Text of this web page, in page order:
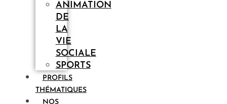
ANIMATION
DE
LA
VIE
SOCIALE
SPORTS
PROFILS
THÉMATIQUES
NOS